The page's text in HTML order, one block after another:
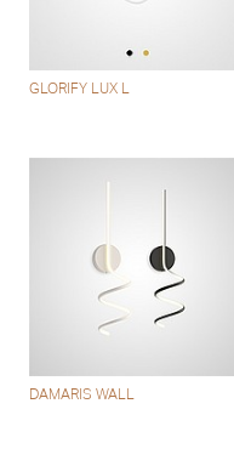
GLORIFY LUX L
DAMARIS WALL